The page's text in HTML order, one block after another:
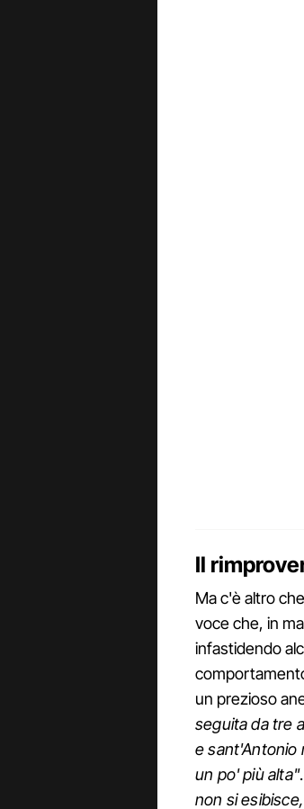
Il
Ma c'è altro
voce che, in
infastidendo
un prezioso
seguita da tre
e sant'Antonio
un po' più alta"
non si